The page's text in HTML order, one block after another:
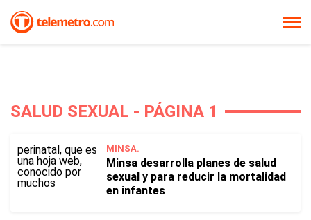
SALUD SEXUAL - PÁGINA 1
MINSA.
Minsa desarrolla planes de salud
sexual y para reducir la mortalidad
en infantes